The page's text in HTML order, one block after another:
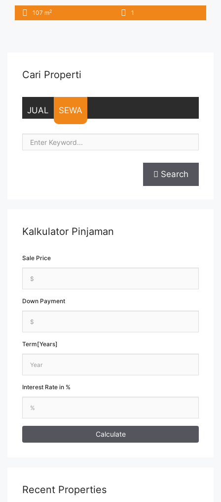
Condition Kosong Negotiable Price Terima Titip Sewa/Jual
Properti Anda
107 m2 1
Cari Properti
JUAL SEWA
Search
Kalkulator Pinjaman
Sale Price
Down Payment
Term[Years]
Interest Rate in %
Calculate
Recent Properties